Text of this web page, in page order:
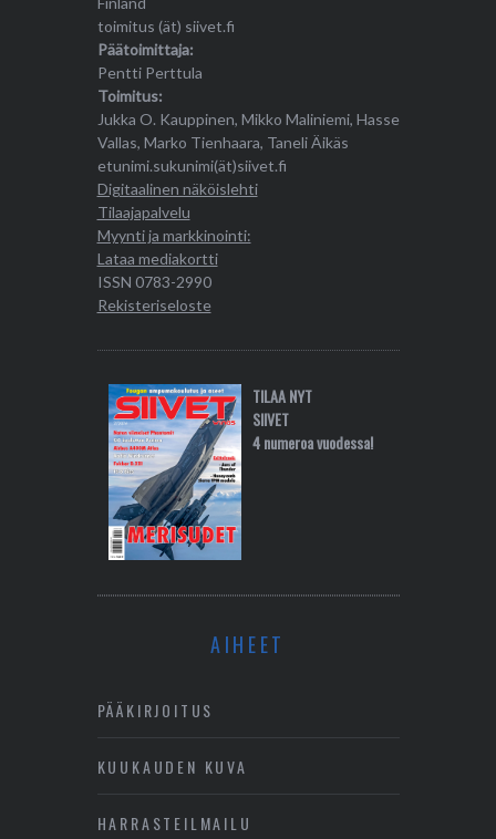
toimitus (ät) siivet.fi
Päätoimittaja:
Pentti Perttula
Toimitus:
Jukka O. Kauppinen, Mikko Maliniemi, Hasse
Vallas, Marko Tienhaara, Taneli Äikäs
etunimi.sukunimi(ät)siivet.fi
Digitaalinen näköislehti
Tilaajapalvelu
Myynti ja markkinointi:
Lataa mediakortti
ISSN 0783-2990
Rekisteriseloste
TILAA NYT
SIIVET
4 numeroa vuodessa!
AIHEET
PÄÄKIRJOITUS
KUUKAUDEN KUVA
HARRASTEILMAILU